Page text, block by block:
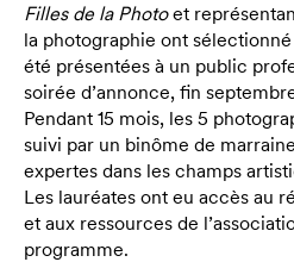
Filles de la Photoet
la photographie ont
été présentées à un public
soirée d’annonce, fin
Pendant 15 mois, les 5
suivi par un binôme de
expertes dans les champs
Les lauréates ont eu accès au
et aux ressources de
programme.